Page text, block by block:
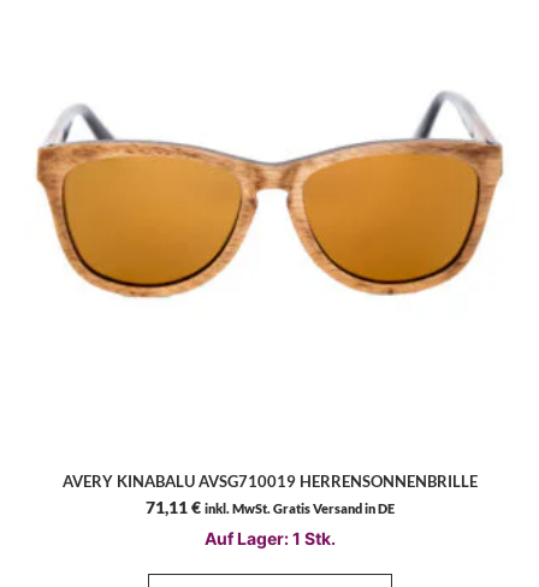
AVERY KINABALU AVSG710019 HERRENSONNENBRILLE
71,11€ inkl. MwSt. Gratis Versand in DE
Auf Lager: 1 Stk.